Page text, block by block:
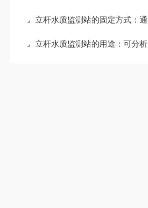
立杆水质监测站的固定方式：通过立杆式结构实现快速部署与长期稳定运行
立杆水质监测站的用途：可分析水质变化规律，辅助污染源追踪与治理决策